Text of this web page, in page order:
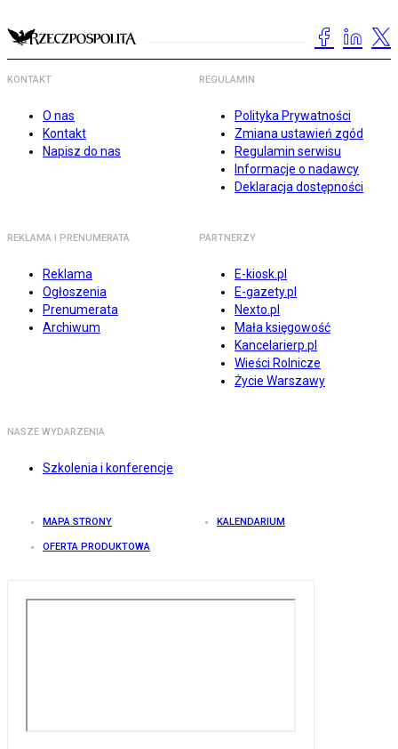
KONTAKT
O nas
Kontakt
Napisz do nas
REGULAMIN
Polityka Prywatności
Zmiana ustawień zgód
Regulamin serwisu
Informacje o nadawcy
Deklaracja dostępności
REKLAMA I PRENUMERATA
Reklama
Ogłoszenia
Prenumerata
Archiwum
PARTNERZY
E-kiosk.pl
E-gazety.pl
Nexto.pl
Mała księgowość
Kancelarierp.pl
Wieści Rolnicze
Życie Warszawy
NASZE WYDARZENIA
Szkolenia i konferencje
MAPA STRONY KALENDARIUM
OFERTA PRODUKTOWA